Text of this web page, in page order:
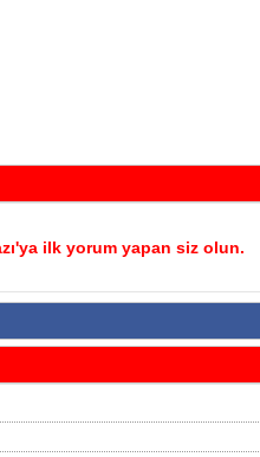
ilk yorum yapan siz olun.